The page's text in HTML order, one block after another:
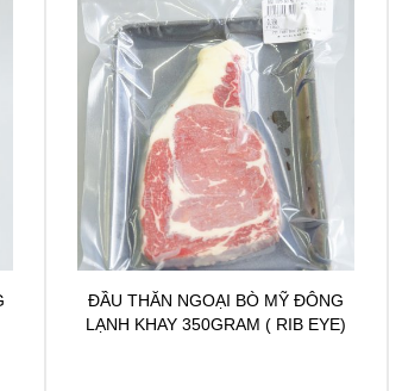
Chat để được tư vấn
ĐẦU THĂN NGOẠI BÒ MỸ ĐÔNG
LẠNH KHAY 350GRAM ( RIB EYE)